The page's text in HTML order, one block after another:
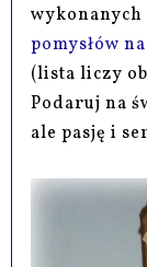
pomysłów
(lista liczy
Podaruj na
ale pasję i